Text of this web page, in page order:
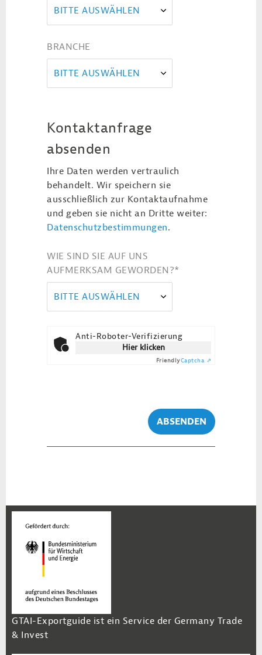
BITTE AUSWÄHLEN
BRANCHE
BITTE AUSWÄHLEN
Kontaktanfrage
absenden
Ihre Daten werden vertraulich
behandelt. Wir speichern sie
ausschließlich zur Kontaktaufnahme
und geben sie nicht an Dritte weiter:
Datenschutzbestimmungen.
WIE SIND SIE AUF UNS
AUFMERKSAM GEWORDEN?*
BITTE AUSWÄHLEN
Anti-Roboter-Verifizierung
Hier klicken
FriendlyCaptcha ⇗
ABSENDEN
GTAI-Exportguide ist ein Service der Germany Trade
& Invest